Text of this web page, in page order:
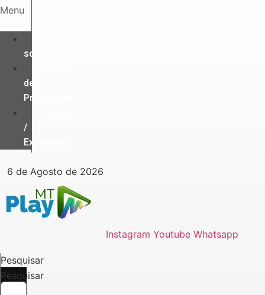
Ir
o
conteúdo
Menu
somos
de
Privacidade
/
Expediente
6 de Agosto de 2026
Instagram Youtube Whatsapp
Pesquisar
Pesquisar